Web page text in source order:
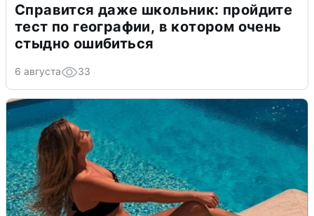
Справится даже школьник: пройдите
тест по географии, в котором очень
стыдно ошибиться
6 августа 33